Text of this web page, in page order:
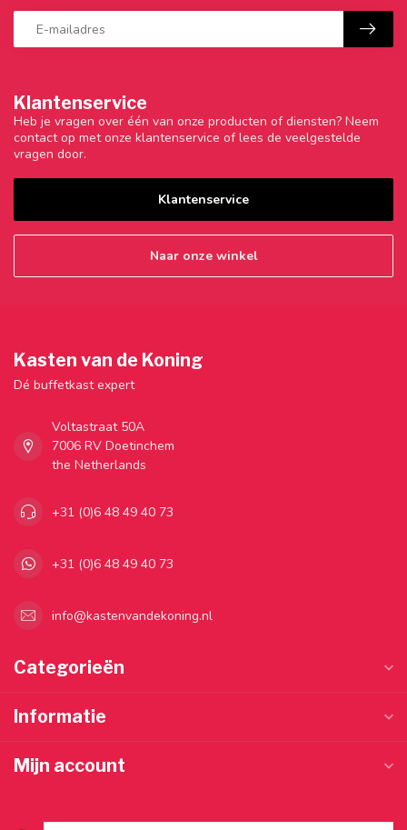
Klantenservice
Heb je vragen over één van onze producten of diensten? Neem
contact op met onze klantenservice of lees de veelgestelde
vragen door.
Klantenservice
Naar onze winkel
Kasten van de Koning
Dé buffetkast expert
Voltastraat 50A
7006 RV Doetinchem
the Netherlands
+31 (0)6 48 49 40 73
+31 (0)6 48 49 40 73
info@kastenvandekoning.nl
Categorieën
Informatie
Mijn account